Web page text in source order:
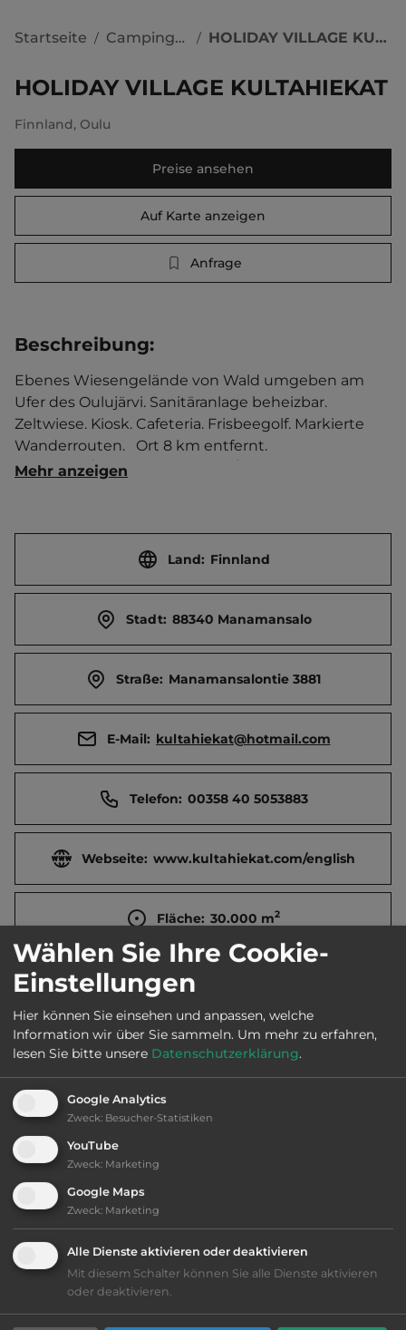
Startseite / Campingplätze / HOLIDAY VILLAGE KULTAHIEKAT
HOLIDAY VILLAGE KULTAHIEKAT
Finnland, Oulu
Preise ansehen
Auf Karte anzeigen
Anfrage
Beschreibung:
Ebenes Wiesengelände von Wald umgeben am
Ufer des Oulujärvi. Sanitäranlage beheizbar.
Zeltwiese. Kiosk. Cafeteria. Frisbeegolf. Markierte
Wanderrouten.   Ort 8 km entfernt.
Touristen-/Dauerstellplätze 70/0.
Mehr anzeigen
Land: Finnland
Stadt: 88340 Manamansalo
Straße: Manamansalontie 3881
E-Mail: kultahiekat@hotmail.com
Telefon: 00358 40 5053883
Webseite: www.kultahiekat.com/english
Fläche: 30.000 m2
Öffnungszeiten:
Telefon:
Ausstattung:
bis 30,- Euro
Klassifizierung: befriedigend
Lage: schön
Wählen Sie Ihre Cookie-
Einstellungen
Hier können Sie einsehen und anpassen, welche
Information wir über Sie sammeln. Um mehr zu erfahren,
lesen Sie bitte unsere Datenschutzerklärung.
Google Analytics
Zweck: Besucher-Statistiken
YouTube
Zweck: Marketing
Google Maps
Zweck: Marketing
Alle Dienste aktivieren oder deaktivieren
Mit diesem Schalter können Sie alle Dienste aktivieren
oder deaktivieren.